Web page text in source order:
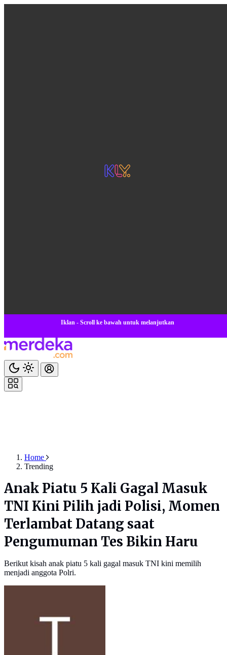
Iklan - Scroll ke bawah untuk melanjutkan
Home
Trending
Anak Piatu 5 Kali Gagal Masuk
TNI Kini Pilih jadi Polisi, Momen
Terlambat Datang saat
Pengumuman Tes Bikin Haru
Berikut kisah anak piatu 5 kali gagal masuk TNI kini memilih
menjadi anggota Polri.